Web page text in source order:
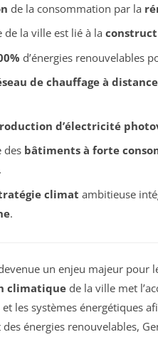
de la consommation par la
la ville est lié à la
d’énergies renouvelables
de chauffage à distance
d’électricité
des bâtiments à forte
climat ambitieuse
.
un enjeu majeur pour
climatique de la ville met
et les systèmes énergétiques
énergies renouvelables,